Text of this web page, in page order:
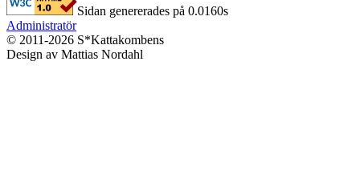
Sidan genererades på 0.0160s
Administratör
© 2011-2026 S*Kattakombens
Design av Mattias Nordahl